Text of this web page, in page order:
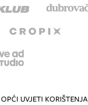
OPĆI UVJETI KORIŠTENJA